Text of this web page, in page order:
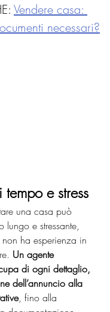
Vendere casa:
necessari?
e stress
una casa può
lungo e stressante,
ha esperienza in
Un agente
di ogni dettaglio,
dell’annuncio alla
, fino alla